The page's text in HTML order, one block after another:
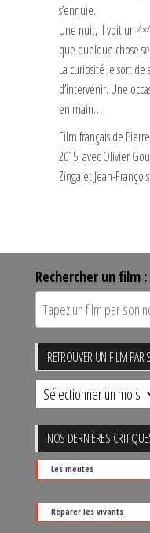
s’ennuie.
Une nuit, il voit un
que quelque chose
La curiosité le sort
d’intervenir. Une
en main…
Film français de
2015, avec Olivier
Zinga et Jean-
Rechercher un film :
RETROUVER UN FILM PAR
Retrouver
un
film
par
sa
date
de
NOS DERNIÈRES
Les meutes
Réparer les vivants